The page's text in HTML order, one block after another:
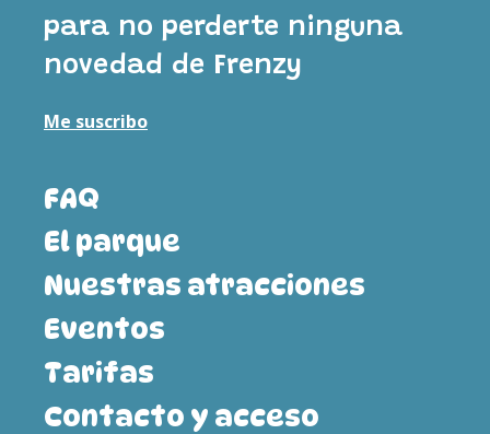
para no perderte ninguna
novedad de Frenzy
Me suscribo
FAQ
El parque
Nuestras atracciones
Eventos
Tarifas
Contacto y acceso